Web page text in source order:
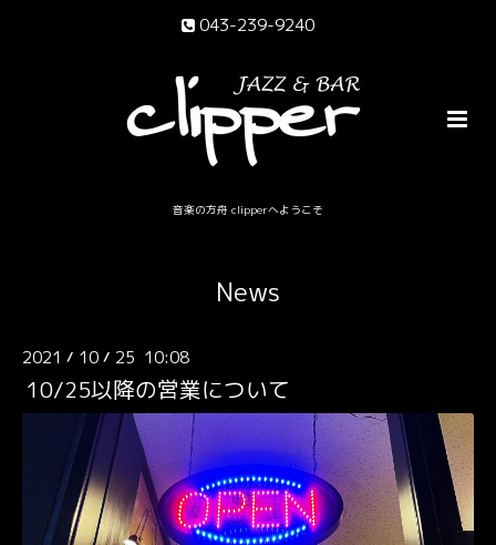
043-239-9240
音楽の方舟 clipperへようこそ
News
2021 / 10 / 25 10:08
10/25以降の営業について